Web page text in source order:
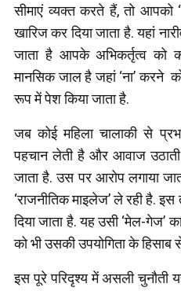
सीमाएं व्यक्त करते हैं, तो आपको
खारिज कर दिया जाता है. यहां
जाता है आपके अभिकर्तृत्व
मानसिक जाल है जहां ‘ना’ करने
रूप में पेश किया जाता है.
जब कोई महिला चालाकी से
पहचान लेती है और आवाज
जाता है. उस पर आरोप लगाया
‘राजनीतिक माइलेज’ ले रही है.
दिया जाता है. यह उसी ‘मेल-गेज’
को भी उसकी उपयोगिता के
इस पूरे परिदृश्य में असली चुनौती